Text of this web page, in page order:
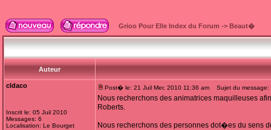
Grioo Pour Elle Index du Forum -> Beaut�
Auteur
cldaco
Inscrit le: 05 Juil 2010
Messages: 6
Localisation: Le Bourget
Post� le: 21 Juil Mer, 2010 11:36 am Sujet du message:
Nous recherchons des animatrices maquilleuses
Roberts.
Nous recherchons des personnes dot�es du sens